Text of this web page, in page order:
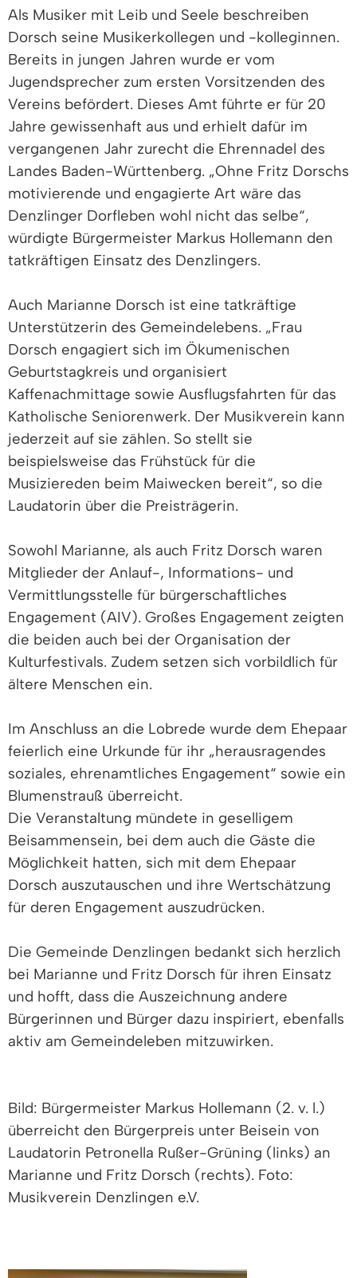
Als Musiker mit Leib und Seele beschreiben
Dorsch seine Musikerkollegen und -kolleginnen.
Bereits in jungen Jahren wurde er vom
Jugendsprecher zum ersten Vorsitzenden des
Vereins befördert. Dieses Amt führte er für 20
Jahre gewissenhaft aus und erhielt dafür im
vergangenen Jahr zurecht die Ehrennadel des
Landes Baden-Württenberg. „Ohne Fritz Dorschs
motivierende und engagierte Art wäre das
Denzlinger Dorfleben wohl nicht das selbe“,
würdigte Bürgermeister Markus Hollemann den
tatkräftigen Einsatz des Denzlingers.
Auch Marianne Dorsch ist eine tatkräftige
Unterstützerin des Gemeindelebens. „Frau
Dorsch engagiert sich im Ökumenischen
Geburtstagkreis und organisiert
Kaffenachmittage sowie Ausflugsfahrten für das
Katholische Seniorenwerk. Der Musikverein kann
jederzeit auf sie zählen. So stellt sie
beispielsweise das Frühstück für die
Musiziereden beim Maiwecken bereit“, so die
Laudatorin über die Preisträgerin.
Sowohl Marianne, als auch Fritz Dorsch waren
Mitglieder der Anlauf-, Informations- und
Vermittlungsstelle für bürgerschaftliches
Engagement (AIV). Großes Engagement zeigten
die beiden auch bei der Organisation der
Kulturfestivals. Zudem setzen sich vorbildlich für
ältere Menschen ein.
Im Anschluss an die Lobrede wurde dem Ehepaar
feierlich eine Urkunde für ihr „herausragendes
soziales, ehrenamtliches Engagement“ sowie ein
Blumenstrauß überreicht.
Die Veranstaltung mündete in geselligem
Beisammensein, bei dem auch die Gäste die
Möglichkeit hatten, sich mit dem Ehepaar
Dorsch auszutauschen und ihre Wertschätzung
für deren Engagement auszudrücken.
Die Gemeinde Denzlingen bedankt sich herzlich
bei Marianne und Fritz Dorsch für ihren Einsatz
und hofft, dass die Auszeichnung andere
Bürgerinnen und Bürger dazu inspiriert, ebenfalls
aktiv am Gemeindeleben mitzuwirken.
Bild: Bürgermeister Markus Hollemann (2. v. l.)
überreicht den Bürgerpreis unter Beisein von
Laudatorin Petronella Rußer-Grüning (links) an
Marianne und Fritz Dorsch (rechts). Foto:
Musikverein Denzlingen e.V.